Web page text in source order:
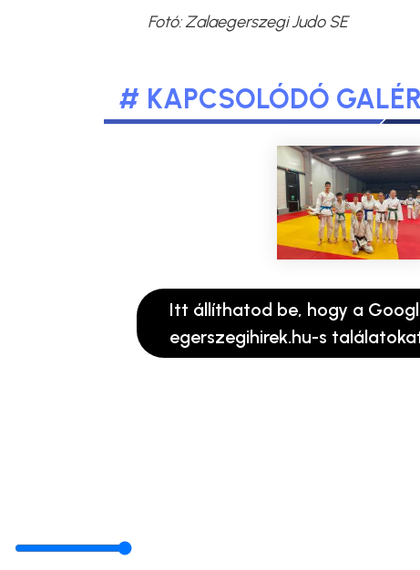
Fotó: Zalaegerszegi Judo SE
# KAPCSOLÓDÓ
Itt állíthatod be, hogy a
egerszegihirek.hu-s